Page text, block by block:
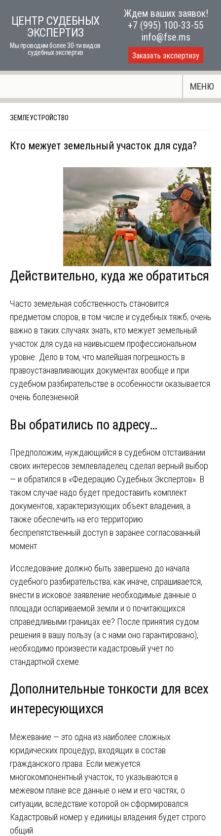
ЦЕНТР СУДЕБНЫХ
ЭКСПЕРТИЗ
Мы проводим более 30-ти видов
судебных экспертиз
Ждем ваших заявок!
+7 (995) 100-33-55
info@fse.ms
Заказать экспертизу
МЕНЮ
ЗЕМЛЕУСТРОЙСТВО
Кто межует земельный участок для суда?
Действительно, куда же обратиться
Часто земельная собственность становится
предметом споров, в том числе и судебных тяжб; очень
важно в таких случаях знать, кто межует земельный
участок для суда на наивысшем профессиональном
уровне. Дело в том, что малейшая погрешность в
правоустанавливающих документах вообще и при
судебном разбирательстве в особенности оказывается
очень болезненной.
Вы обратились по адресу…
Предположим, нуждающийся в судебном отстаивании
своих интересов землевладелец сделал верный выбор
— и обратился в «Федерацию Судебных Экспертов». В
таком случае надо будет предоставить комплект
документов, характеризующих объект владения, а
также обеспечить на его территорию
беспрепятственный доступ в заранее согласованный
момент.
Исследование должно быть завершено до начала
судебного разбирательства; как иначе, спрашивается,
внести в исковое заявление необходимые данные о
площади оспариваемой земли и о почитающихся
справедливыми границах ее? После принятия судом
решения в вашу пользу (а с нами оно гарантировано),
необходимо произвести кадастровый учет по
стандартной схеме.
Дополнительные тонкости для всех
интересующихся
Межевание — это одна из наиболее сложных
юридических процедур, входящих в состав
гражданского права. Если межуется
многокомпонентный участок, то указываются в
межевом плане все данные о нем и его частях, о
ситуации, вследствие которой он сформировался.
Кадастровый номер у единицы владения будет строго
общий.